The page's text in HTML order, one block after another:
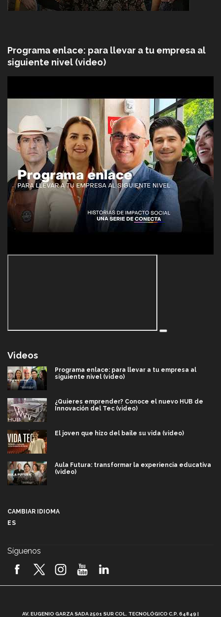
Programa enlace: para llevar a tu empresa al
siguiente nivel (video)
Videos
Programa enlace: para llevar a tu empresa al
siguiente nivel (video)
¿Quieres emprender? Conoce el nuevo HUB de
Innovación del Tec (video)
El joven que hizo del baile su vida (video)
Aula Futura: transformar la experiencia educativa
(video)
2026! (video)
CAMBIAR IDIOMA
ES
Síguenos
AV. EUGENIO GARZA SADA 2501 SUR COL. TECNOLÓGICO C.P. 64849 |